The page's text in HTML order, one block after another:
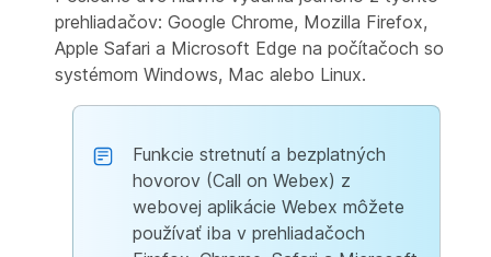
prehliadačov: Google Chrome, Mozilla Firefox,
Apple Safari a Microsoft Edge na počítačoch so
systémom Windows, Mac alebo Linux.
Funkcie stretnutí a bezplatných
hovorov (Call on Webex) z
webovej aplikácie Webex môžete
používať iba v prehliadačoch